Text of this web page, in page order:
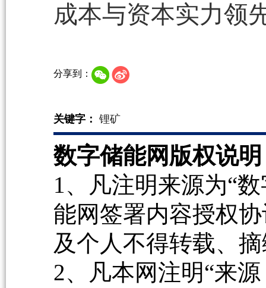
成本与资本实力领
分享到：
关键字： 锂矿
数字储能网版权说
1、凡注明来源为“
能网签署内容授权
及个人不得转载、
2、凡本网注明“来